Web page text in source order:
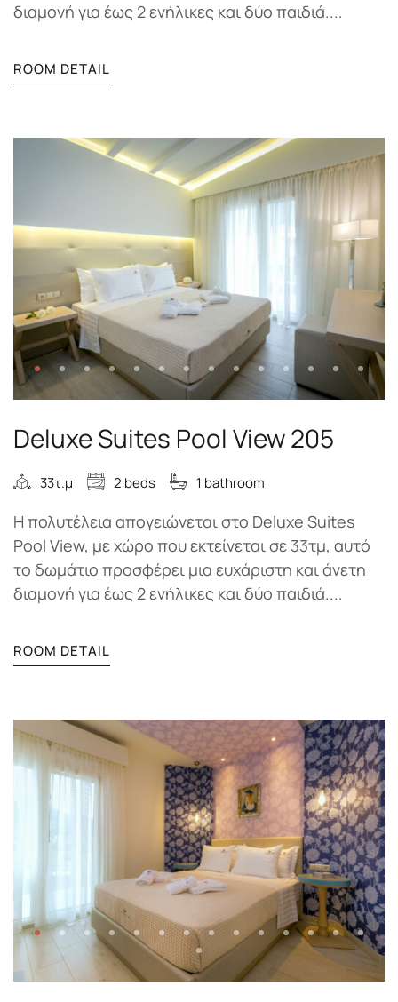
διαμονή για έως 2 ενήλικες και δύο παιδιά....
ROOM DETAIL
Deluxe Suites Pool View 205
33τ.μ 2 beds 1 bathroom
Η πολυτέλεια απογειώνεται στο Deluxe Suites
Pool View, με χώρο που εκτείνεται σε 33τμ, αυτό
το δωμάτιο προσφέρει μια ευχάριστη και άνετη
διαμονή για έως 2 ενήλικες και δύο παιδιά....
ROOM DETAIL